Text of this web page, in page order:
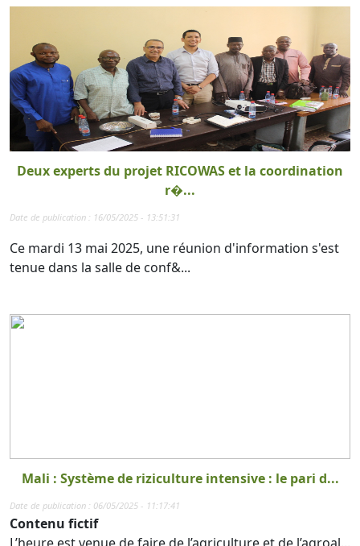
Deux experts du projet RICOWAS et la coordination
r�...
Date de publication : 16/05/2025 - 13:51:31
Ce mardi 13 mai 2025, une réunion d'information s'est
tenue dans la salle de conf&...
Mali : Système de riziculture intensive : le pari d...
Date de publication : 06/05/2025 - 11:17:41
Contenu fictif